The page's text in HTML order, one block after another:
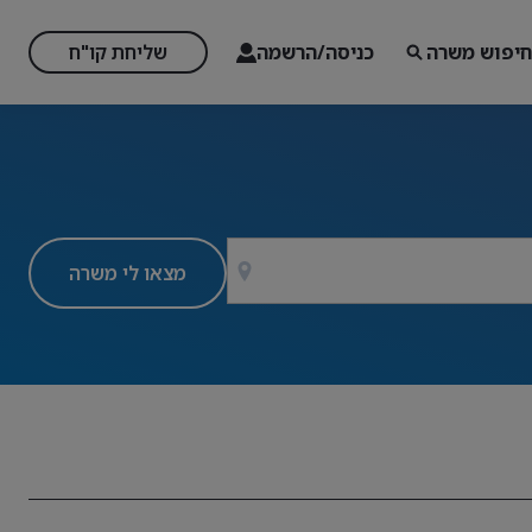
חיפוש משרה כניסה/הרשמה שליחת קו"ח
מצאו לי משרה